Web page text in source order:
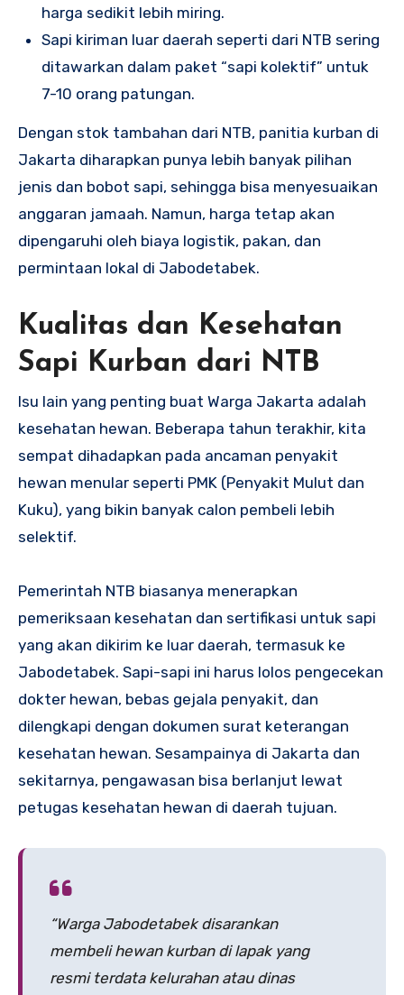
harga sedikit lebih miring.
Sapi kiriman luar daerah seperti dari NTB sering
ditawarkan dalam paket “sapi kolektif” untuk
7-10 orang patungan.
Dengan stok tambahan dari NTB, panitia kurban di
Jakarta diharapkan punya lebih banyak pilihan
jenis dan bobot sapi, sehingga bisa menyesuaikan
anggaran jamaah. Namun, harga tetap akan
dipengaruhi oleh biaya logistik, pakan, dan
permintaan lokal di Jabodetabek.
Kualitas dan Kesehatan
Sapi Kurban dari NTB
Isu lain yang penting buat Warga Jakarta adalah
kesehatan hewan. Beberapa tahun terakhir, kita
sempat dihadapkan pada ancaman penyakit
hewan menular seperti PMK (Penyakit Mulut dan
Kuku), yang bikin banyak calon pembeli lebih
selektif.
Pemerintah NTB biasanya menerapkan
pemeriksaan kesehatan dan sertifikasi untuk sapi
yang akan dikirim ke luar daerah, termasuk ke
Jabodetabek. Sapi-sapi ini harus lolos pengecekan
dokter hewan, bebas gejala penyakit, dan
dilengkapi dengan dokumen surat keterangan
kesehatan hewan. Sesampainya di Jakarta dan
sekitarnya, pengawasan bisa berlanjut lewat
petugas kesehatan hewan di daerah tujuan.
“Warga Jabodetabek disarankan
membeli hewan kurban di lapak yang
resmi terdata kelurahan atau dinas